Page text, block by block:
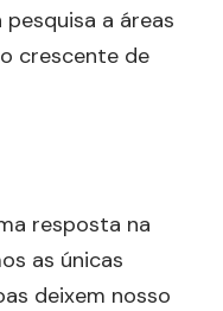
a áreas
crescente de
resposta na
as únicas
deixem nosso